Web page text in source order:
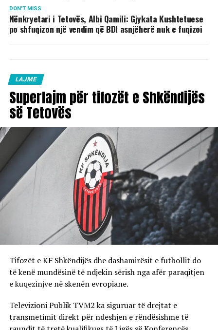
DON'T MISS
Nënkryetari i Tetovës, Albi Qamili: Gjykata Kushtetuese
po shfuqizon një vendim që BDI asnjëherë nuk e fuqizoi
LAJME
Superlajm për tifozët e Shkëndijës
së Tetovës
Tifozët e KF Shkëndijës dhe dashamirësit e futbollit do
të kenë mundësinë të ndjekin sërish nga afër paraqitjen
e kuqezinjve në skenën evropiane.
Televizioni Publik TVM2 ka siguruar të drejtat e
transmetimit direkt për ndeshjen e rëndësishme të